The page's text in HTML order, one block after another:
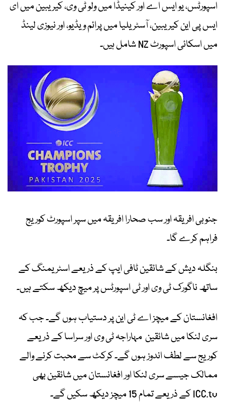
اسپورٹس، یو ایس اے اور کینیڈا میں ولو ٹی وی، کیریبین میں ای
ایس پی این کیریبین، آسٹریلیا میں پرائم ویڈیو، اور نیوزی لینڈ
میں اسکائی اسپورٹ NZ شامل ہیں۔
جنوبی افریقہ اور سب صحارا افریقہ میں سپر اسپورٹ کوریج
فراہم کرے گا۔
بنگلہ دیش کے شائقین ٹافی ایپ کے ذریعے اسٹریمنگ کے
ساتھ ناگورک ٹی وی اور ٹی اسپورٹس پر میچ دیکھ سکتے ہیں۔
افغانستان کے میچز اے ٹی این پر دستیاب ہوں گے۔ جب کہ
سری لنکا میں شائقین مہاراجہ ٹی وی اور سراسا کے ذریعے
کوریج سے لطف اندوز ہوں گے۔ کرکٹ سے محبت کرنے والے
ممالک جیسے سری لنکا اور افغانستان میں شائقین بھی
ICC.tv کے ذریعے تمام 15 میچز دیکھ سکیں گے۔